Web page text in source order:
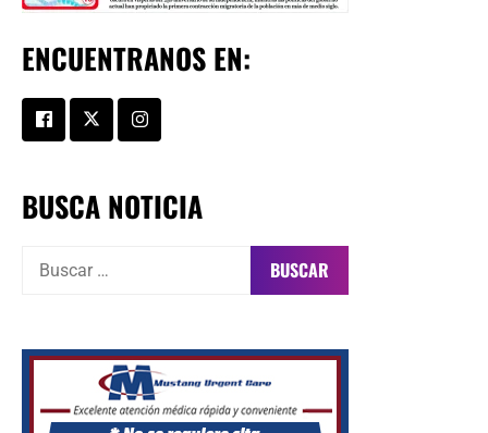
ENCUENTRANOS EN:
BUSCA NOTICIA
Buscar: